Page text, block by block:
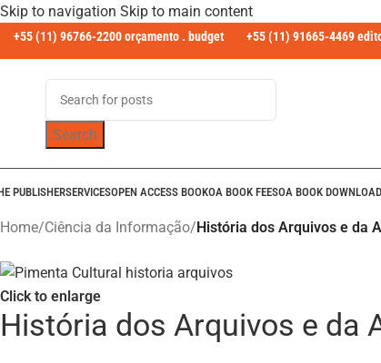
Skip to navigation Skip to main content
+55 (11) 96766-2200 orçamento . budget +55 (11) 91665-4469
Search
PUBLISHERSERVICESOPEN ACCESS BOOKOA BOOK FEESOA BOOK DOWNLOAD
Home/Ciência da Informação/História dos Arquivos e da
Click to enlarge
História dos Arquivos e da